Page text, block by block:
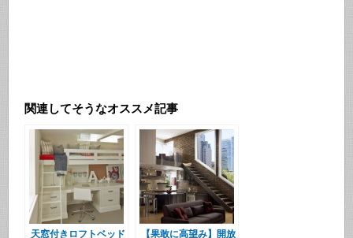
関連してそうなオススメ記事
天窓付きロフトベッド
【果敢に高望み】開放